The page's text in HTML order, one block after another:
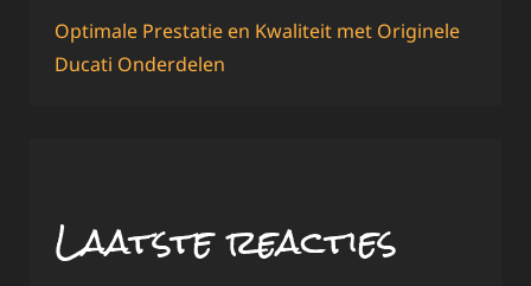
Optimale Prestatie en Kwaliteit met Originele
Ducati Onderdelen
Laatste reacties